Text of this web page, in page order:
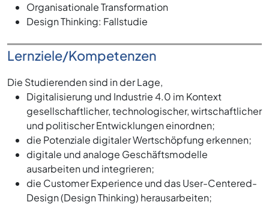
Organisationale Transformation
Design Thinking: Fallstudie
Lernziele/Kompetenzen
Die Studierenden sind in der Lage,
Digitalisierung und Industrie 4.0 im Kontext
gesellschaftlicher, technologischer, wirtschaftlicher
und politischer Entwicklungen einordnen;
die Potenziale digitaler Wertschöpfung erkennen;
digitale und analoge Geschäftsmodelle
ausarbeiten und integrieren;
die Customer Experience und das User-Centered-
Design (Design Thinking) herausarbeiten;